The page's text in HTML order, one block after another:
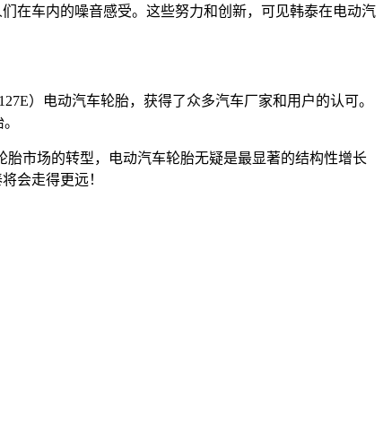
在车内的噪音感受。这些努力和创新，可见韩泰在电动汽
）电动汽车轮胎，获得了众多汽车厂家和用户的认可。
市场的转型，电动汽车轮胎无疑是最显著的结构性增长
会走得更远！